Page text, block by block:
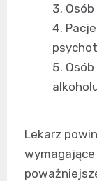
Lekarz